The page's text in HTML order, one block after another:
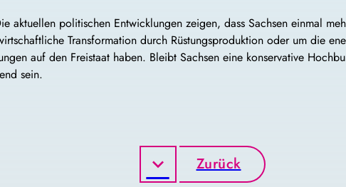
aktuellen politischen Entwicklungen zeigen, dass Sachsen einmal
Transformation durch Rüstungsproduktion oder um die
auf den Freistaat haben. Bleibt Sachsen eine konservative
sein.
Zurück